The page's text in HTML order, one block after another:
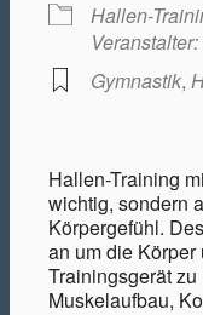
Hallen-
Gymnastik,
Hallen-Training
wichtig, sondern
Körpergefühl.
an um die
Trainingsgerät
Muskelaufbau,